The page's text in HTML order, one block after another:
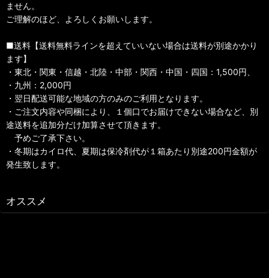
ません。
ご理解のほど、よろしくお願いします。
■送料【送料無料ラインを超えていいない場合は送料が別途かかり
ます】
・東北・関東・信越・北陸・中部・関西・中国・四国：1,500円、
・九州：2,000円
・翌日配送可能な地域の方のみのご利用となります。
・ご注文内容や同梱により、１個口でお届けできない場合など、別
途送料を追加分だけ加算させて頂きます。
予めご了承下さい。
・冬期はカイロ代、夏期は保冷剤代が１箱あたり別途200円金額が
発生致します。
オススメ